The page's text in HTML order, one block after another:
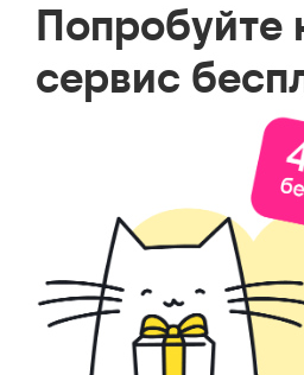
Попробуйте
сервис